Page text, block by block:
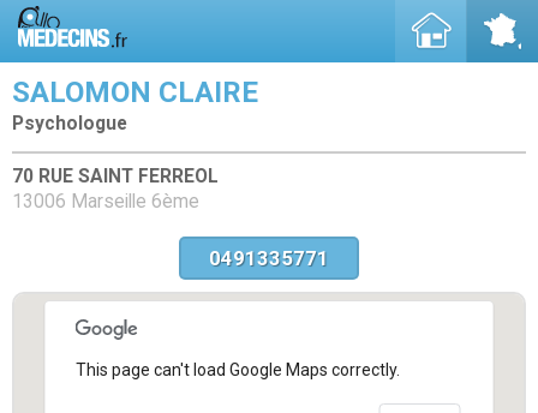
SALOMON CLAIRE
Psychologue
70 RUE SAINT FERREOL
13006 Marseille 6ème
0491335771
This page can't load Google Maps correctly.